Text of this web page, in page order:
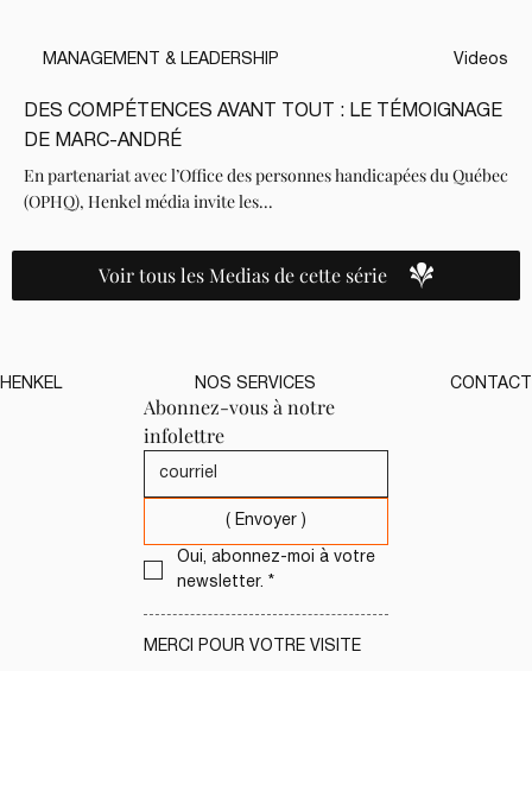
Videos
DES COMPÉTENCES AVANT TOUT : LE TÉMOIGNAGE
DE MARC-ANDRÉ
En partenariat avec l’Office des personnes handicapées du Québec
(OPHQ), Henkel média invite les...
MANAGEMENT & LEADERSHIP
Voir tous les Medias de cette série
Abonnez-vous à notre
infolettre
( Envoyer )
Oui, abonnez-moi à votre
newsletter. *
MERCI POUR VOTRE VISITE
HENKEL NOS SERVICES CONTACT